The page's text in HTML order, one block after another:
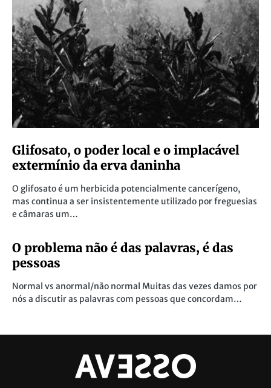
Glifosato, o poder local e o implacável
extermínio da erva daninha
O glifosato é um herbicida potencialmente cancerígeno,
mas continua a ser insistentemente utilizado por freguesias
e câmaras um…
O problema não é das palavras, é das
pessoas
Normal vs anormal/não normal Muitas das vezes damos por
nós a discutir as palavras com pessoas que concordam…